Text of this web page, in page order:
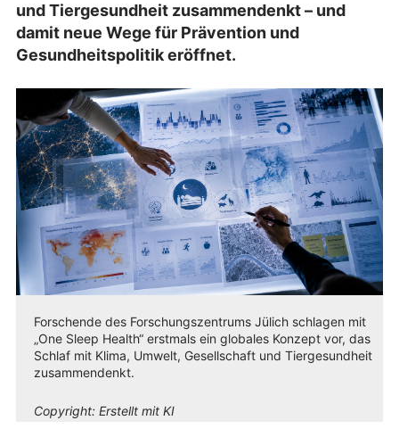
und Tiergesundheit zusammendenkt – und
damit neue Wege für Prävention und
Gesundheitspolitik eröffnet.
Forschende des Forschungszentrums Jülich schlagen mit
„One Sleep Health“ erstmals ein globales Konzept vor, das
Schlaf mit Klima, Umwelt, Gesellschaft und Tiergesundheit
zusammendenkt.
Copyright: Erstellt mit KI